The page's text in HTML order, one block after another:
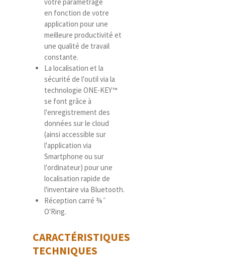
en fonction de votre
application pour une
meilleure productivité et
une qualité de travail
constante.
La localisation et la
sécurité de l'outil via la
technologie ONE-KEY™
se font grâce à
l'enregistrement des
données sur le cloud
(ainsi accessible sur
l'application via
Smartphone ou sur
l'ordinateur) pour une
localisation rapide de
l'inventaire via Bluetooth.
Réception carré ¾˝
O'Ring.
CARACTÉRISTIQUES
TECHNIQUES